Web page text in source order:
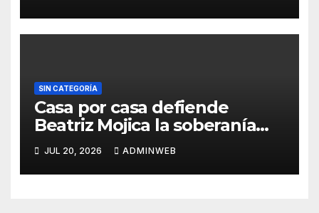
SIN CATEGORÍA
Casa por casa defiende
Beatriz Mojica la soberanía
nacional en Tlapa
JUL 20, 2026 ADMINWEB